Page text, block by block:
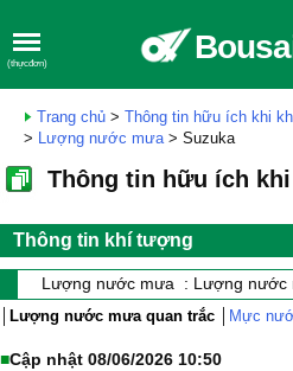
(thựcđơn)
Trang chủ > Thông tin hữu ích khi
> Lượng nước mưa> Suzuka
Thông tin hữu ích
Thông tin khí tượng
Lượng nước mưa : Lượng nước
Lượng nước mưa quan trắc Mực
■Cập nhật 08/06/2026 10:50